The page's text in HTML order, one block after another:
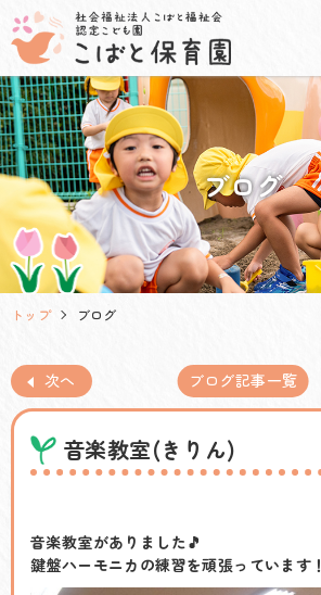
ブログ
トップ ブログ
次へ ブログ記事一覧
音楽教室(きりん)
音楽教室がありました🎵
鍵盤ハーモニカの練習を頑張っています！